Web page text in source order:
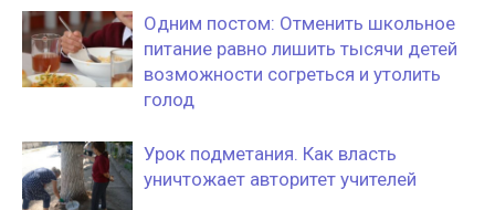
Одним постом: Отменить школьное
питание равно лишить тысячи детей
возможности согреться и утолить
голод
Урок подметания. Как власть
уничтожает авторитет учителей